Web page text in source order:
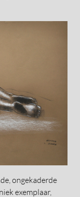
ongekaderde
exemplaar,